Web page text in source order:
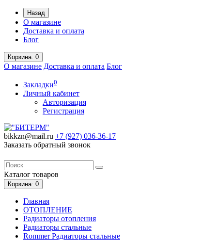
Назад
О магазине
Доставка и оплата
Блог
Корзина: 0
О магазине Доставка и оплата Блог
Закладки0
Личный кабинет
Авторизация
Регистрация
bikkzn@mail.ru +7 (927) 036-36-17
Заказать обратный звонок
Каталог товаров
Корзина: 0
Главная
ОТОПЛЕНИЕ
Радиаторы отопления
Радиаторы стальные
Rommer Радиаторы стальные